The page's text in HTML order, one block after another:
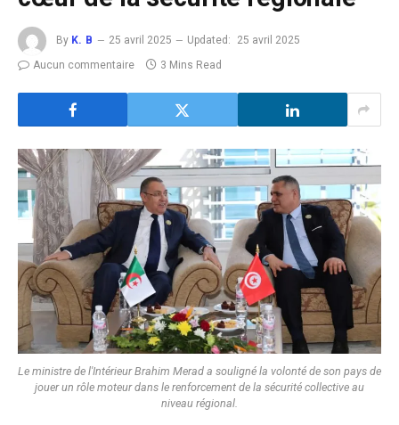
By K. B 25 avril 2025 Updated:
25 avril 2025
Aucun commentaire
3 Mins Read
Le ministre de l'Intérieur Brahim Merad a souligné la volonté de son pays de
jouer un rôle moteur dans le renforcement de la sécurité collective au
niveau régional.